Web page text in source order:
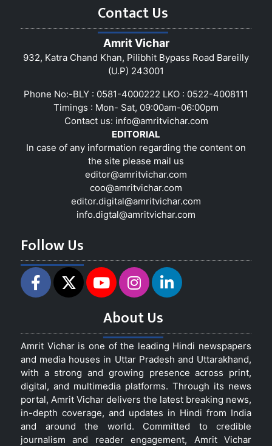
Contact Us
Amrit Vichar
932, Katra Chand Khan, Pilibhit Bypass Road Bareilly
(U.P) 243001
Phone No:-BLY : 0581-4000222 LKO : 0522-4008111
Timings : Mon- Sat, 09:00am-06:00pm
Contact us: info@amritvichar.com
EDITORIAL
In case of any information regarding the content on
the site please mail us
editor@amritvichar.com
coo@amritvichar.com
editor.digital@amritvichar.com
info.digtal@amritvichar.com
Follow Us
About Us
Amrit Vichar is one of the leading Hindi newspapers
and media houses in Uttar Pradesh and Uttarakhand,
with a strong and growing presence across print,
digital, and multimedia platforms. Through its news
portal, Amrit Vichar delivers the latest breaking news,
in-depth coverage, and updates in Hindi from India
and around the world. Committed to credible
journalism and reader engagement, Amrit Vichar